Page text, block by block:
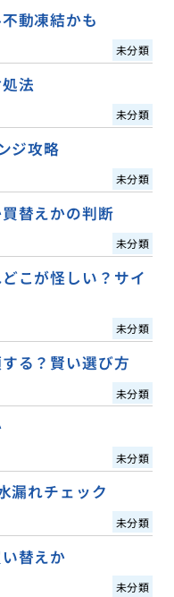
動凍結かも
未分類
法
未分類
ジ攻略
未分類
替えかの判断
未分類
こが怪しい？サイ
未分類
る？賢い選び方
未分類
未分類
漏れチェック
未分類
替えか
未分類